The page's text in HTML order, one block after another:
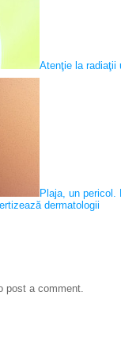
Atenţie la radiaţii
Plaja, un pericol.
dermatologii
post a comment.